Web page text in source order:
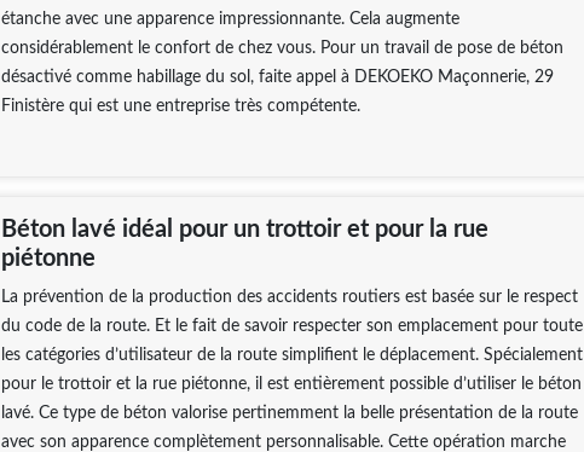
étanche avec une apparence impressionnante. Cela augmente
considérablement le confort de chez vous. Pour un travail de pose de béton
désactivé comme habillage du sol, faite appel à DEKOEKO Maçonnerie, 29
Finistère qui est une entreprise très compétente.
Béton lavé idéal pour un trottoir et pour la rue
piétonne
La prévention de la production des accidents routiers est basée sur le respect
du code de la route. Et le fait de savoir respecter son emplacement pour toute
les catégories d’utilisateur de la route simplifient le déplacement. Spécialement
pour le trottoir et la rue piétonne, il est entièrement possible d’utiliser le béton
lavé. Ce type de béton valorise pertinemment la belle présentation de la route
avec son apparence complètement personnalisable. Cette opération marche